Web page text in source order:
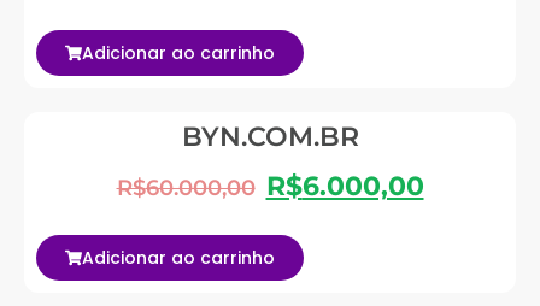
Adicionar ao carrinho
BYN.COM.BR
R$60.000,00 R$6.000,00
Adicionar ao carrinho